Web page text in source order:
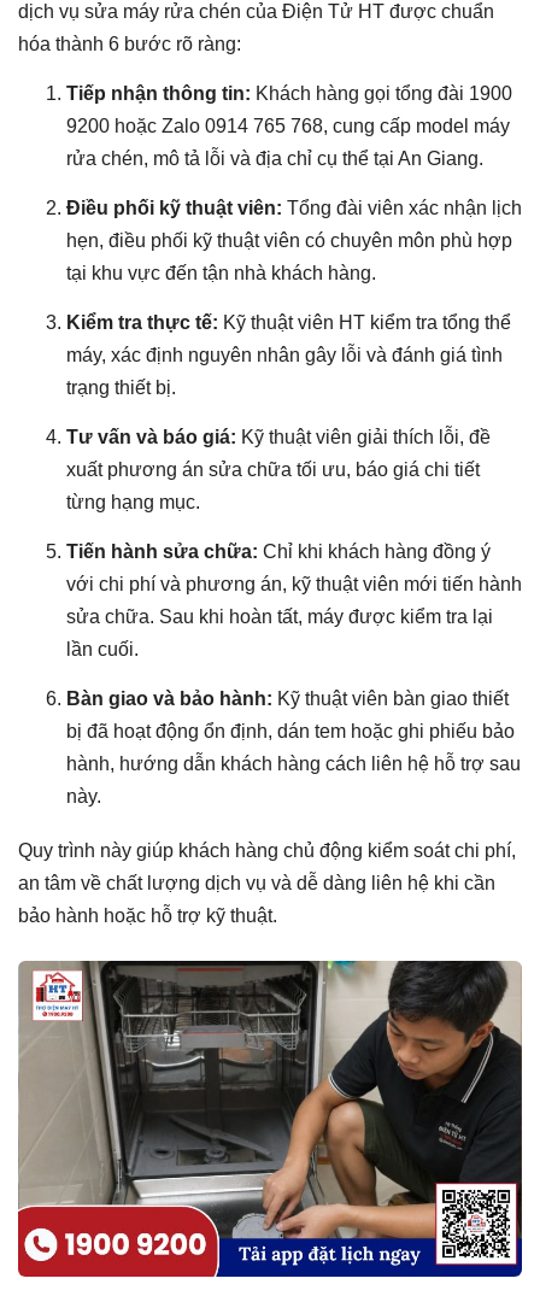
dịch vụ sửa máy rửa chén của Điện Tử HT được chuẩn
hóa thành 6 bước rõ ràng:
Tiếp nhận thông tin: Khách hàng gọi tổng đài 1900
9200 hoặc Zalo 0914 765 768, cung cấp model máy
rửa chén, mô tả lỗi và địa chỉ cụ thể tại An Giang.
Điều phối kỹ thuật viên: Tổng đài viên xác nhận lịch
hẹn, điều phối kỹ thuật viên có chuyên môn phù hợp
tại khu vực đến tận nhà khách hàng.
Kiểm tra thực tế: Kỹ thuật viên HT kiểm tra tổng thể
máy, xác định nguyên nhân gây lỗi và đánh giá tình
trạng thiết bị.
Tư vấn và báo giá: Kỹ thuật viên giải thích lỗi, đề
xuất phương án sửa chữa tối ưu, báo giá chi tiết
từng hạng mục.
Tiến hành sửa chữa: Chỉ khi khách hàng đồng ý
với chi phí và phương án, kỹ thuật viên mới tiến hành
sửa chữa. Sau khi hoàn tất, máy được kiểm tra lại
lần cuối.
Bàn giao và bảo hành: Kỹ thuật viên bàn giao thiết
bị đã hoạt động ổn định, dán tem hoặc ghi phiếu bảo
hành, hướng dẫn khách hàng cách liên hệ hỗ trợ sau
này.
Quy trình này giúp khách hàng chủ động kiểm soát chi phí,
an tâm về chất lượng dịch vụ và dễ dàng liên hệ khi cần
bảo hành hoặc hỗ trợ kỹ thuật.